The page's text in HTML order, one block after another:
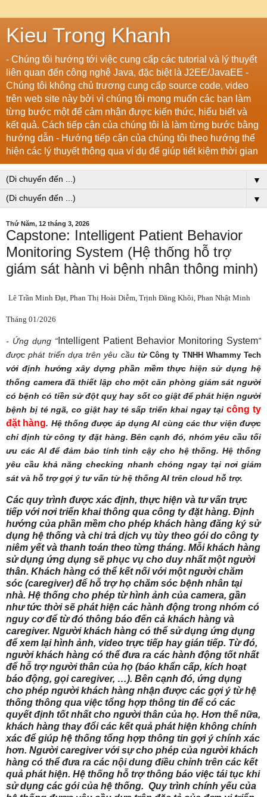
Kieu Trong Khanh
- Chúng tôi hướng tới việc cung cấp các tutorial và lý thuyết
liên quan đến công nghệ Java, đặc biệt là J2EE/JavaEE -
Chúng tôi không chủ trương cung cấp source code, video
trên web site này bởi vì chúng tôi mong muốn các bạn làm
từng bước một để cảm nhận được kiến thức, hiểu biết và
kết quả. Cách tiếp cận của chúng tôi là làm từng bước bằng
hướng dẫn - Hướng tiếp cận của chúng tôi theo hướng thể
hiện các lý thuyết thông qua ví dụ để giúp tiết kiệm thời gian
▼
▼
Thứ Năm, 12 tháng 3, 2026
Capstone: Intelligent Patient Behavior
Monitoring System (Hệ thống hỗ trợ
giám sát hành vi bệnh nhân thông minh)
Lê Trần Minh Đạt, Phan Thị Hoài Diễm, Trịnh Đăng Khôi, Phan Nhật Minh
Tháng 01/2026
- Ứng dụng “ Intelligent Patient Behavior Monitoring System”
được phát triển dựa trên yêu cầu từ Công ty TNHH Whammy Tech
vớiđịnh hướng xây dựng phần mềm thực hiện sử dụng hệ
thống camera đã thiết lập cho một căn phòng giám sát người
có bệnh có tiền sử đột quỵ hay sốt co giật để phát hiện người
bệnh bị té ngã, co giật hay té sấp triển khai ngay tạicông ty
đặt hàng. Hệ thống được áp dụng AI cùng các thư viện được
chỉ định từ công ty đặt hàng. Bên cạnh đó, nhóm yêu cầu tối
ưu các AI để đảm bảo tính tinh cậy cho hệ thống. Hệ thống
yêu cầu khả năng checking nhanh chóng ngay tại nơi giám
sát và hỗ trợ gợi ý tư vấn từ hệ thống AI trên cloud hỗ trợ.
Các quy trình được xác định, thực hiện và tư vấn trực
tiếp với nơi triển khai thông qua công ty đặt hàng. Định
hướng của phần mềm cho phép khách hàng đăng ký sử
dụng hệ thống và chi trả dịch vụ tùy theo gói do công ty
niêm yết và thanh toán theo từng tháng. Mỗi khách hàng
sử dụng ứng dụng sẽ phục vụ cho duy nhất một người
thân. Khách hàng có thể kết nối với một người chăm
sóc (caregiver) để hỗ trợ họ chăm sóc bệnh nhân tại
nhà. Hệ thống cho phép từ hình ảnh của camera, gần
như tức thời sẽ phát hiện các hành động trong nhóm có
nguy cơ để từ đó thông báo đến cả khách hàng và
caregiver. Người khách hàng có thể sử dụng ứng dụng
để xem lại hình ảnh, video trực tiếp hay gián tiếp. Từ đó,
người khách hàng có thể đưa ra các hành động tốt nhất
để hỗ trợ người thân của họ (báo khẩn cấp, kích hoạt
báo động, gọi caregiver, …). Bên cạnh đó, ứng dụng
cho phép người khách hàng nhận được các gợi ý từ hệ
thống thông qua việc tổng hợp thông tin để có các
quyết định tốt nhất cho người thân của họ. Hơn thế nữa,
khách hàng thay đổi các kết quả phát hiện không chính
xác để giúp hệ thống tổng hợp thông tin gợi ý chính xác
hơn. Người caregiver với sự cho phép của người khách
hàng có thể đưa ra các nội dung điều chỉnh trên các kết
quả phát hiện. Hệ thống hỗ trợ thông báo việc tái tục khi
sử dụng các gói của hệ thống. Quy trình chính yếu của